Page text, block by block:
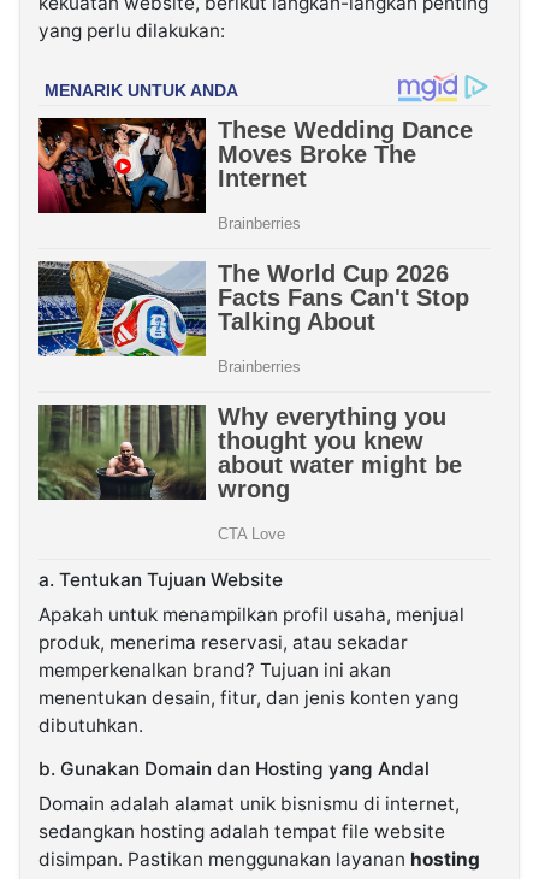
yang perlu dilakukan:
a. Tentukan Tujuan Website
Apakah untuk menampilkan profil usaha, menjual
produk, menerima reservasi, atau sekadar
memperkenalkan brand? Tujuan ini akan
menentukan desain, fitur, dan jenis konten yang
dibutuhkan.
b. Gunakan Domain dan Hosting yang Andal
Domain adalah alamat unik bisnismu di internet,
sedangkan hosting adalah tempat file website
disimpan. Pastikan menggunakan layanan hosting